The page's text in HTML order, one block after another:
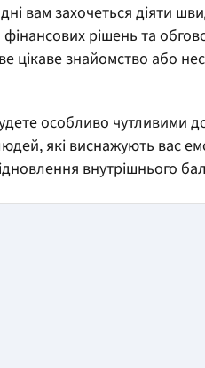
вам захочеться діяти
рішень та
цікаве знайомство або
особливо чутливими
які виснажують вас
внутрішнього